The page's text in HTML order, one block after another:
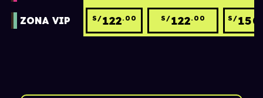
ZONA VIP S/122.00 S/122.00 S/150